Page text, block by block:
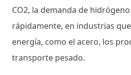
CO2, la demanda de
rápidamente, en industrias
energía, como el acero, los
transporte pesado.